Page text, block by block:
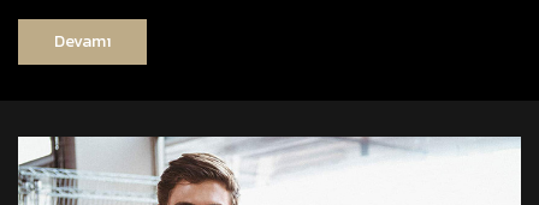
Devamı